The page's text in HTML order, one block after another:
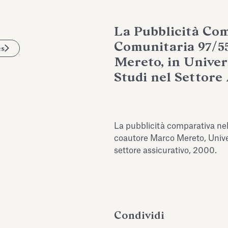
La Pubblicità
Comunitaria 97/
Mereto, in
Studi nel Settore
La pubblicità comparativa
coautore Marco Mereto,
settore assicurativo, 2000.
Condividi